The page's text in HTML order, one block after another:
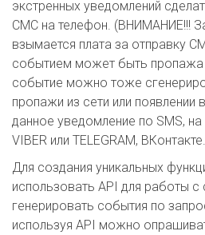
экстренных уведомлений
СМС на телефон. (ВНИМАНИЕ!!!
взымается плата за отправку
событием может быть пропажа
событие можно тоже
пропажи из сети или появлении
данное уведомление по SMS,
VIBER или TELEGRAM, ВКонтакте.
Для создания уникальных
использовать API для работы
генерировать события по
используя API можно